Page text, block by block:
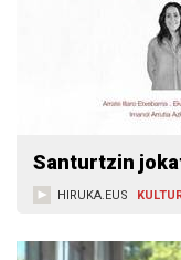
Santurtzin
HIRUKA.EUS